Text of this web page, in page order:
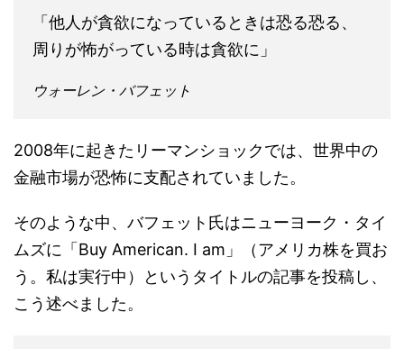
「他人が貪欲になっているときは恐る恐る、
周りが怖がっている時は貪欲に」
ウォーレン・バフェット
2008年に起きたリーマンショックでは、世界中の
金融市場が恐怖に支配されていました。
そのような中、バフェット氏はニューヨーク・タイ
ムズに「Buy American. I am」（アメリカ株を買お
う。私は実行中）というタイトルの記事を投稿し、
こう述べました。